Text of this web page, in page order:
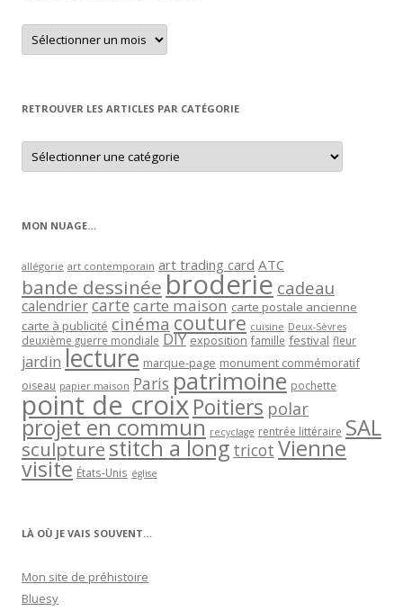
Retrouver
un
article
RETROUVER LES ARTICLES PAR CATÉGORIE
Retrouver
les
articles
MON NUAGE…
allégorie art contemporain art trading card ATC
bande dessinée broderie cadeau
calendriercartecarte maison carte postale ancienne
carte à publicité cinéma couture cuisine Deux-Sèvres
deuxième guerre mondiale DIY exposition famille festival fleur
jardin lecture marque-page monument commémoratif
oiseau papier maison Paris patrimoine pochette
point de croixPoitiers polar
projet en commun recyclage rentrée littéraire SAL
sculpturestitch a long tricot Vienne
visite États-Unis église
LÀ OÙ JE VAIS SOUVENT…
Mon site de préhistoire
Bluesy